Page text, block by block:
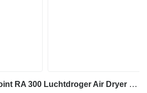
Beko RA300 Drypoint RA 300 Luchtdroger Air Dryer 1800 m3 / h